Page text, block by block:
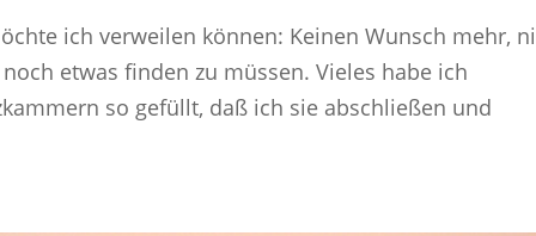
ich verweilen können: Keinen Wunsch mehr,
etwas finden zu müssen. Vieles habe ich
so gefüllt, daß ich sie abschließen und